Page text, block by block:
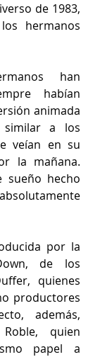
de 1983,
hermanos
han
habían
animada
similar a los
veían en su
la mañana.
sueño hecho
por la
de los
quienes
productores
además,
quien
papel a